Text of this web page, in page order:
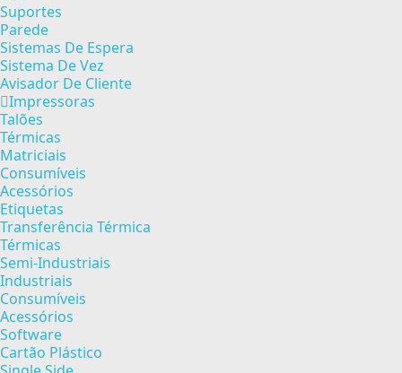
Suportes
Parede
Sistemas De Espera
Sistema De Vez
Avisador De Cliente
Impressoras
Talões
Térmicas
Matriciais
Consumíveis
Acessórios
Etiquetas
Transferência Térmica
Térmicas
Semi-Industriais
Industriais
Consumíveis
Acessórios
Software
Cartão Plástico